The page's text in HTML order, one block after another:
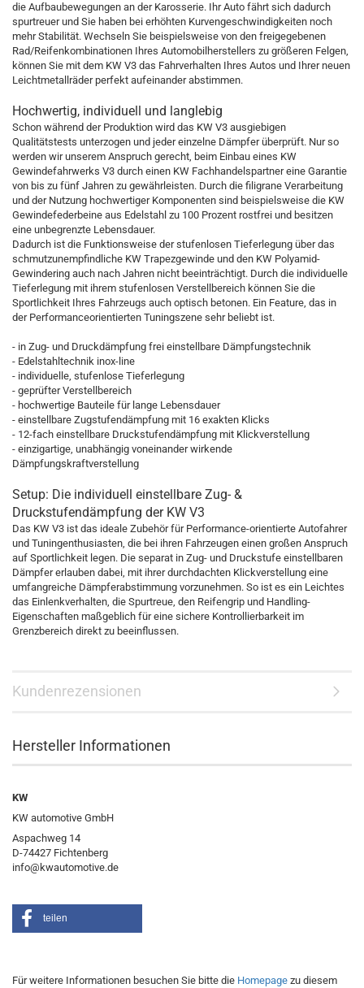
die Aufbaubewegungen an der Karosserie. Ihr Auto fährt sich dadurch
spurtreuer und Sie haben bei erhöhten Kurvengeschwindigkeiten noch
mehr Stabilität. Wechseln Sie beispielsweise von den freigegebenen
Rad/Reifenkombinationen Ihres Automobilherstellers zu größeren Felgen,
können Sie mit dem KW V3 das Fahrverhalten Ihres Autos und Ihrer neuen
Leichtmetallräder perfekt aufeinander abstimmen.
Hochwertig, individuell und langlebig
Schon während der Produktion wird das KW V3 ausgiebigen
Qualitätstests unterzogen und jeder einzelne Dämpfer überprüft. Nur so
werden wir unserem Anspruch gerecht, beim Einbau eines KW
Gewindefahrwerks V3 durch einen KW Fachhandelspartner eine Garantie
von bis zu fünf Jahren zu gewährleisten. Durch die filigrane Verarbeitung
und der Nutzung hochwertiger Komponenten sind beispielsweise die KW
Gewindefederbeine aus Edelstahl zu 100 Prozent rostfrei und besitzen
eine unbegrenzte Lebensdauer.
Dadurch ist die Funktionsweise der stufenlosen Tieferlegung über das
schmutzunempfindliche KW Trapezgewinde und den KW Polyamid-
Gewindering auch nach Jahren nicht beeinträchtigt. Durch die individuelle
Tieferlegung mit ihrem stufenlosen Verstellbereich können Sie die
Sportlichkeit Ihres Fahrzeugs auch optisch betonen. Ein Feature, das in
der Performanceorientierten Tuningszene sehr beliebt ist.
- in Zug- und Druckdämpfung frei einstellbare Dämpfungstechnik
- Edelstahltechnik inox-line
- individuelle, stufenlose Tieferlegung
- geprüfter Verstellbereich
- hochwertige Bauteile für lange Lebensdauer
- einstellbare Zugstufendämpfung mit 16 exakten Klicks
- 12-fach einstellbare Druckstufendämpfung mit Klickverstellung
- einzigartige, unabhängig voneinander wirkende
Dämpfungskraftverstellung
Setup: Die individuell einstellbare Zug- &
Druckstufendämpfung der KW V3
Das KW V3 ist das ideale Zubehör für Performance-orientierte Autofahrer
und Tuningenthusiasten, die bei ihren Fahrzeugen einen großen Anspruch
auf Sportlichkeit legen. Die separat in Zug- und Druckstufe einstellbaren
Dämpfer erlauben dabei, mit ihrer durchdachten Klickverstellung eine
umfangreiche Dämpferabstimmung vorzunehmen. So ist es ein Leichtes
das Einlenkverhalten, die Spurtreue, den Reifengrip und Handling-
Eigenschaften maßgeblich für eine sichere Kontrollierbarkeit im
Grenzbereich direkt zu beeinflussen.
Kundenrezensionen
Hersteller Informationen
KW
KW automotive GmbH
Aspachweg 14
D-74427 Fichtenberg
info@kwautomotive.de
teilen
Für weitere Informationen besuchen Sie bitte die Homepage zu diesem